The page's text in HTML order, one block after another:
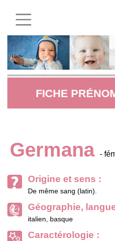
FICHE
Germana -
Origine et sens :
De même sang (latin).
Géographie,
italien, basque
Caractérologie :